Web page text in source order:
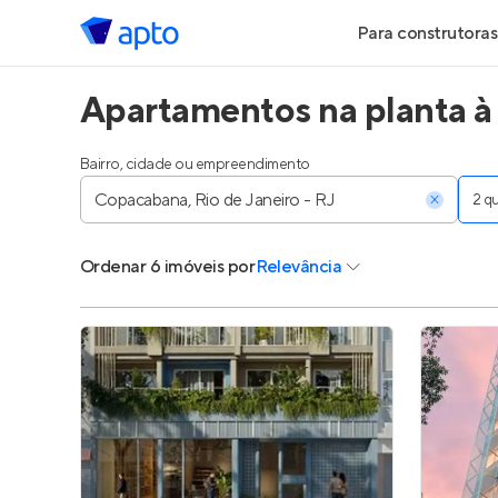
Para construtoras
Geração de
Geração de
Parcerias
Anunciar
Entrar no
Apartamentos na planta
Bairro, cidade ou empreendimento
2
Ordenar 6 imóveis porRelevância